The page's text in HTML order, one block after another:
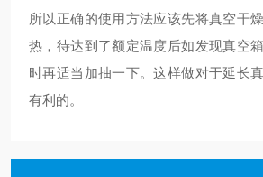
所以正确的使用方法应该先将真空干
热，待达到了额定温度后如发现真空
时再适当加抽一下。这样做对于延长
有利的。